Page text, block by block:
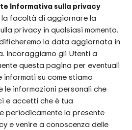
Informativa sulla privacy
la facoltà di aggiornare la
privacy in qualsiasi momento.
la data aggiornata in
Incoraggiamo gli Utenti a
questa pagina per eventuali
su come stiamo
informazioni personali che
e accetti che è tua
periodicamente la presente
e venire a conoscenza delle